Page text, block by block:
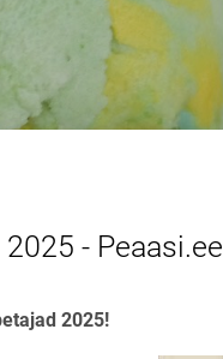
- Peaasi.ee
2025!